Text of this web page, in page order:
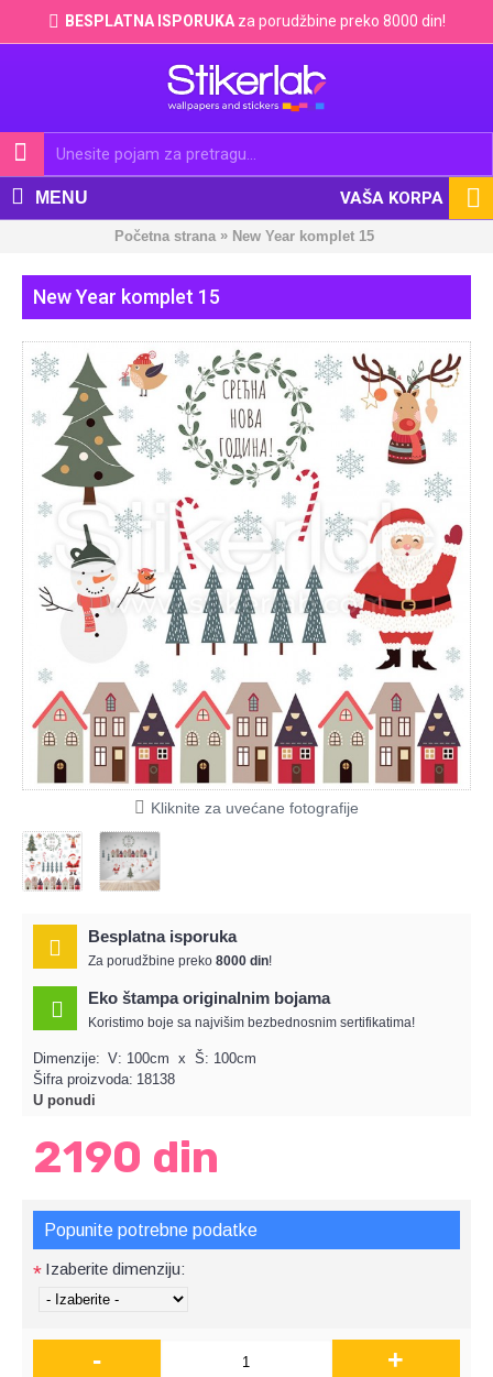
BESPLATNA ISPORUKA za porudžbine preko 8000 din!
VAŠA KORPA
MENU
Početna strana» New Year komplet 15
New Year komplet 15
Kliknite za uvećane fotografije
Besplatna isporuka
Za porudžbine preko 8000 din!
Eko štampa originalnim bojama
Koristimo boje sa najvišim bezbednosnim sertifikatima!
Dimenzije: V: 100cm x Š: 100cm
Šifra proizvoda: 18138
U ponudi
2190 din
Popunite potrebne podatke
* Izaberite dimenziju:
- +